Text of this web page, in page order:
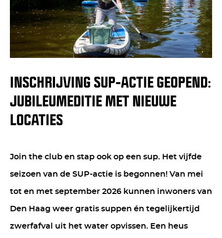
INSCHRIJVING SUP-ACTIE GEOPEND:
JUBILEUMEDITIE MET NIEUWE
LOCATIES
Join the club en stap ook op een sup. Het vijfde
seizoen van de SUP-actie is begonnen! Van mei
tot en met september 2026 kunnen inwoners van
Den Haag weer gratis suppen én tegelijkertijd
zwerfafval uit het water opvissen. Een heus